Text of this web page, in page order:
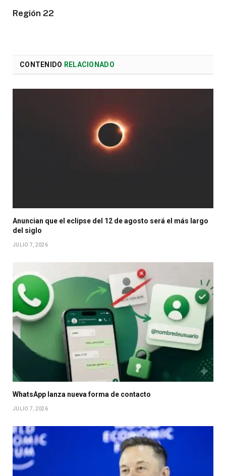
Región 22
CONTENIDO RELACIONADO
Anuncian que el eclipse del 12 de agosto será el más largo
del siglo
JULIO 7, 2026
WhatsApp lanza nueva forma de contacto
JULIO 7, 2026